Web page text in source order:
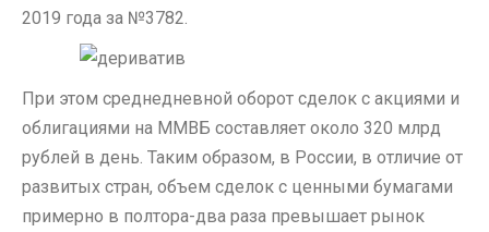
2019 года за №3782.
При этом среднедневной оборот сделок с акциями и
облигациями на ММВБ составляет около 320 млрд
рублей в день. Таким образом, в России, в отличие от
развитых стран, объем сделок с ценными бумагами
примерно в полтора-два раза превышает рынок